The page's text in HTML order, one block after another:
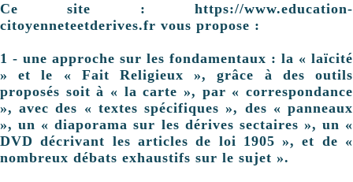
Ce site : https://www.education-
citoyenneteetderives.fr vous propose :
1 - une approche sur les fondamentaux : la « laïcité
» et le « Fait Religieux », grâce à des outils
proposés soit à « la carte », par « correspondance
», avec des « textes spécifiques », des « panneaux
», un « diaporama sur les dérives sectaires », un «
DVD décrivant les articles de loi 1905 », et de «
nombreux débats exhaustifs sur le sujet ».